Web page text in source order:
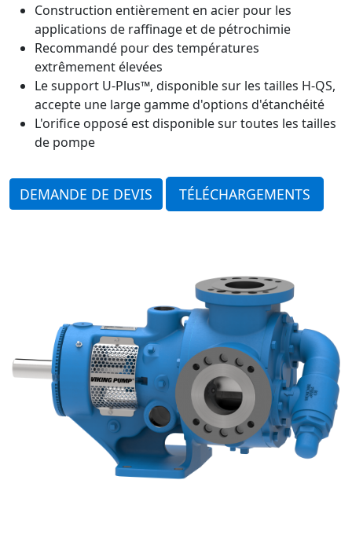
Construction entièrement en acier pour les
applications de raffinage et de pétrochimie
Recommandé pour des températures
extrêmement élevées
Le support U-Plus™, disponible sur les tailles H-QS,
accepte une large gamme d'options d'étanchéité
L'orifice opposé est disponible sur toutes les tailles
de pompe
DEMANDE DE DEVIS TÉLÉCHARGEMENTS